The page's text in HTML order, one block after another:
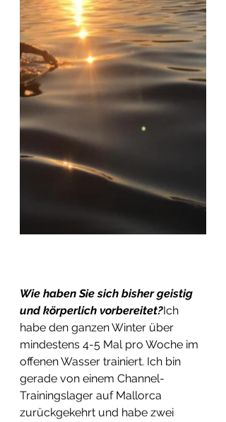
Wie haben Sie sich bisher geistig
und körperlich vorbereitet?Ich
habe den ganzen Winter über
mindestens 4-5 Mal pro Woche im
offenen Wasser trainiert. Ich bin
gerade von einem Channel-
Trainingslager auf Mallorca
zurückgekehrt und habe zwei